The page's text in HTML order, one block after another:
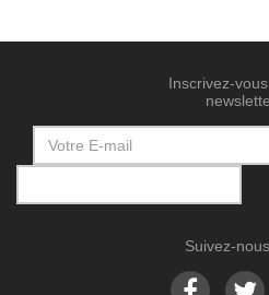
Inscrivez-
Suivez-